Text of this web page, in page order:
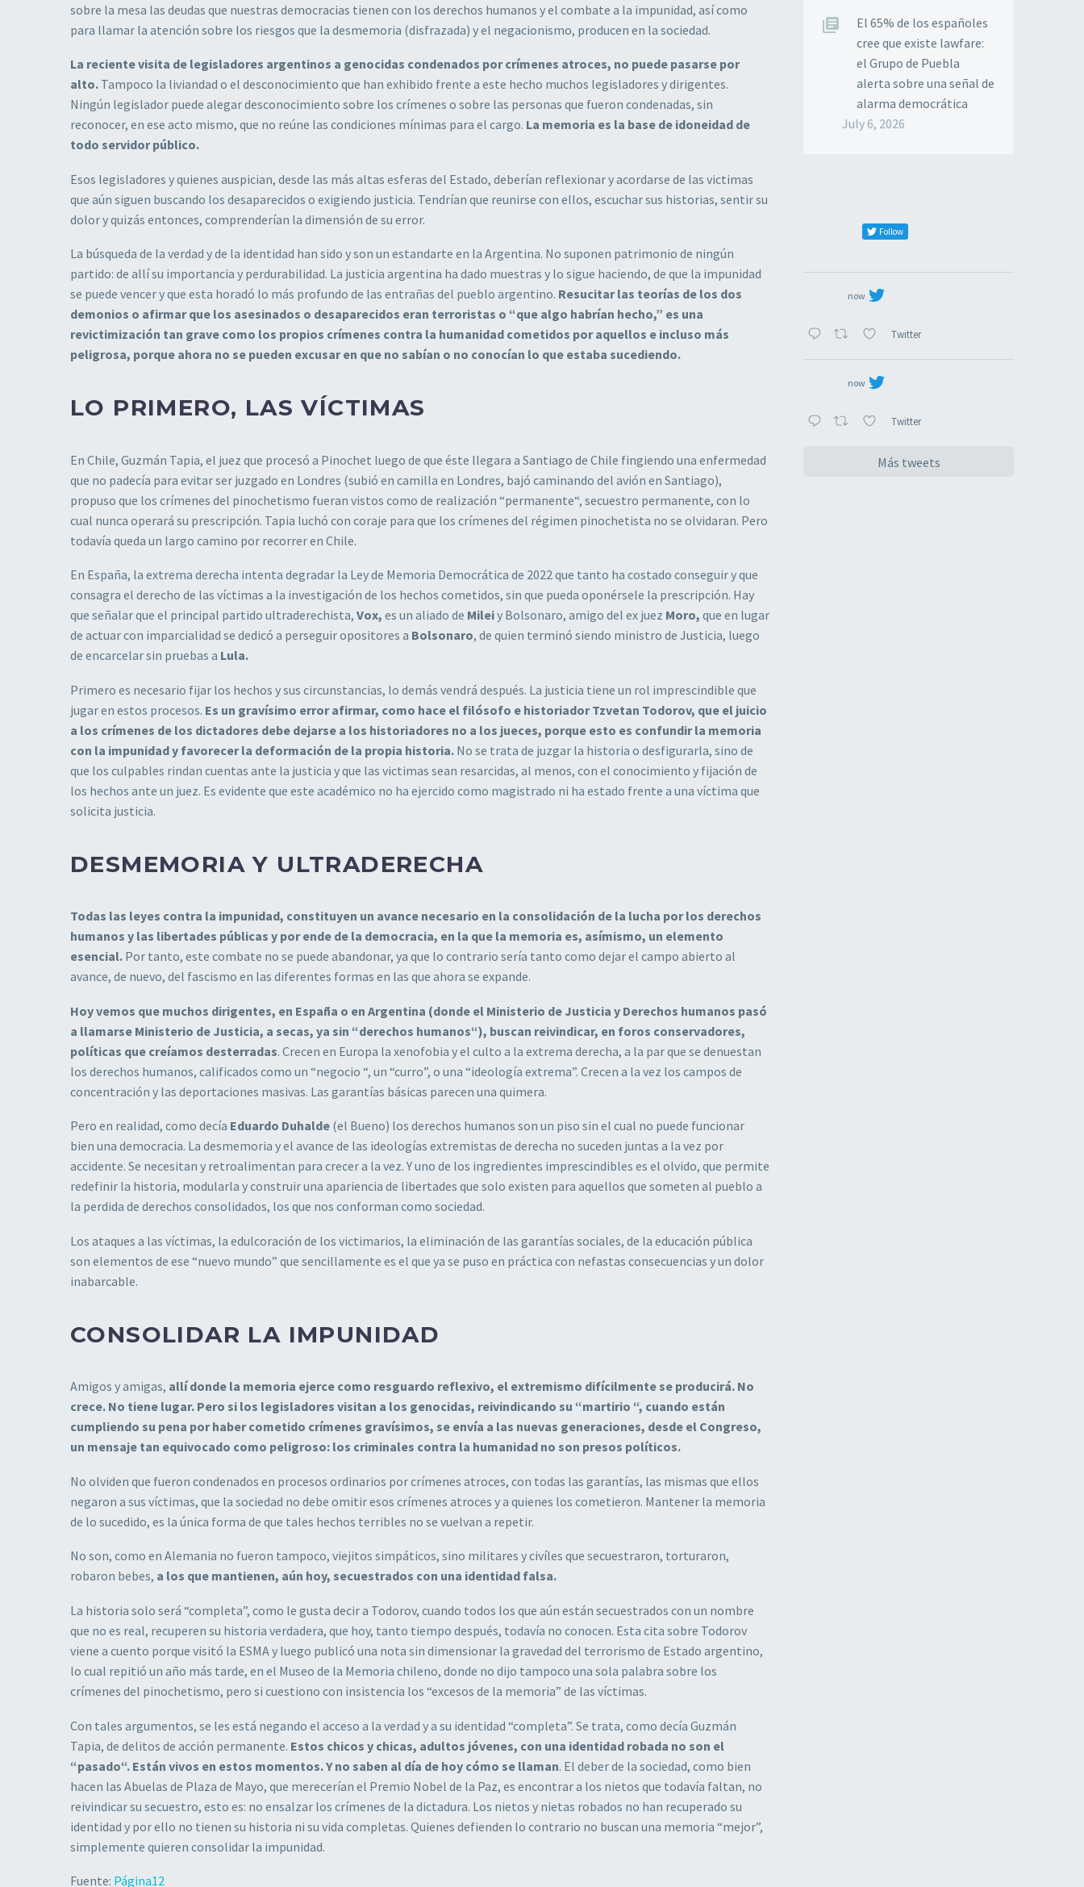
sobre la mesa las deudas que nuestras democracias tienen con los derechos humanos y el combate a la impunidad, así como
para llamar la atención sobre los riesgos que la desmemoria (disfrazada) y el negacionismo, producen en la sociedad.
La reciente visita de legisladores argentinos a genocidas condenados por crímenes atroces, no puede pasarse por
alto. Tampoco la liviandad o el desconocimiento que han exhibido frente a este hecho muchos legisladores y dirigentes.
Ningún legislador puede alegar desconocimiento sobre los crímenes o sobre las personas que fueron condenadas, sin
reconocer, en ese acto mismo, que no reúne las condiciones mínimas para el cargo. La memoria es la base de idoneidad de
todo servidor público.
Esos legisladores y quienes auspician, desde las más altas esferas del Estado, deberían reflexionar y acordarse de las victimas
que aún siguen buscando los desaparecidos o exigiendo justicia. Tendrían que reunirse con ellos, escuchar sus historias, sentir su
dolor y quizás entonces, comprenderían la dimensión de su error.
La búsqueda de la verdad y de la identidad han sido y son un estandarte en la Argentina. No suponen patrimonio de ningún
partido: de allí su importancia y perdurabilidad. La justicia argentina ha dado muestras y lo sigue haciendo, de que la impunidad
se puede vencer y que esta horadó lo más profundo de las entrañas del pueblo argentino. Resucitar las teorías de los dos
demonios o afirmar que los asesinados o desaparecidos eran terroristas o “que algo habrían hecho,” es una
revictimización tan grave como los propios crímenes contra la humanidad cometidos por aquellos e incluso más
peligrosa, porque ahora no se pueden excusar en que no sabían o no conocían lo que estaba sucediendo.
LO PRIMERO, LAS VÍCTIMAS
En Chile, Guzmán Tapia, el juez que procesó a Pinochet luego de que éste llegara a Santiago de Chile fingiendo una enfermedad
que no padecía para evitar ser juzgado en Londres (subió en camilla en Londres, bajó caminando del avión en Santiago),
propuso que los crímenes del pinochetismo fueran vistos como de realización “permanente“, secuestro permanente, con lo
cual nunca operará su prescripción. Tapia luchó con coraje para que los crímenes del régimen pinochetista no se olvidaran. Pero
todavía queda un largo camino por recorrer en Chile.
En España, la extrema derecha intenta degradar la Ley de Memoria Democrática de 2022 que tanto ha costado conseguir y que
consagra el derecho de las víctimas a la investigación de los hechos cometidos, sin que pueda oponérsele la prescripción. Hay
que señalar que el principal partido ultraderechista, Vox, es un aliado de Mileiy Bolsonaro, amigo del ex juez Moro, que en lugar
de actuar con imparcialidad se dedicó a perseguir opositores a Bolsonaro, de quien terminó siendo ministro de Justicia, luego
de encarcelar sin pruebas a Lula.
Primero es necesario fijar los hechos y sus circunstancias, lo demás vendrá después. La justicia tiene un rol imprescindible que
jugar en estos procesos. Es un gravísimo error afirmar, como hace el filósofo e historiador Tzvetan Todorov, que el juicio
a los crímenes de los dictadores debe dejarse a los historiadores no a los jueces, porque esto es confundir la memoria
con la impunidad y favorecer la deformación de la propia historia. No se trata de juzgar la historia o desfigurarla, sino de
que los culpables rindan cuentas ante la justicia y que las victimas sean resarcidas, al menos, con el conocimiento y fijación de
los hechos ante un juez. Es evidente que este académico no ha ejercido como magistrado ni ha estado frente a una víctima que
solicita justicia.
DESMEMORIA Y ULTRADERECHA
Todas las leyes contra la impunidad, constituyen un avance necesario en la consolidación de la lucha por los derechos
humanos y las libertades públicas y por ende de la democracia, en la que la memoria es, asímismo, un elemento
esencial. Por tanto, este combate no se puede abandonar, ya que lo contrario sería tanto como dejar el campo abierto al
avance, de nuevo, del fascismo en las diferentes formas en las que ahora se expande.
Hoy vemos que muchos dirigentes, en España o en Argentina (donde el Ministerio de Justicia y Derechos humanos pasó
a llamarse Ministerio de Justicia, a secas, ya sin “derechos humanos“), buscan reivindicar, en foros conservadores,
políticas que creíamos desterradas. Crecen en Europa la xenofobia y el culto a la extrema derecha, a la par que se denuestan
los derechos humanos, calificados como un “negocio “, un “curro”, o una “ideología extrema”. Crecen a la vez los campos de
concentración y las deportaciones masivas. Las garantías básicas parecen una quimera.
Pero en realidad, como decía Eduardo Duhalde (el Bueno) los derechos humanos son un piso sin el cual no puede funcionar
bien una democracia. La desmemoria y el avance de las ideologías extremistas de derecha no suceden juntas a la vez por
accidente. Se necesitan y retroalimentan para crecer a la vez. Y uno de los ingredientes imprescindibles es el olvido, que permite
redefinir la historia, modularla y construir una apariencia de libertades que solo existen para aquellos que someten al pueblo a
la perdida de derechos consolidados, los que nos conforman como sociedad.
Los ataques a las víctimas, la edulcoración de los victimarios, la eliminación de las garantías sociales, de la educación pública
son elementos de ese “nuevo mundo” que sencillamente es el que ya se puso en práctica con nefastas consecuencias y un dolor
inabarcable.
CONSOLIDAR LA IMPUNIDAD
Amigos y amigas, allí donde la memoria ejerce como resguardo reflexivo, el extremismo difícilmente se producirá. No
crece. No tiene lugar. Pero si los legisladores visitan a los genocidas, reivindicando su “martirio “, cuando están
cumpliendo su pena por haber cometido crímenes gravísimos, se envía a las nuevas generaciones, desde el Congreso,
un mensaje tan equivocado como peligroso: los criminales contra la humanidad no son presos políticos.
No olviden que fueron condenados en procesos ordinarios por crímenes atroces, con todas las garantías, las mismas que ellos
negaron a sus víctimas, que la sociedad no debe omitir esos crímenes atroces y a quienes los cometieron. Mantener la memoria
de lo sucedido, es la única forma de que tales hechos terribles no se vuelvan a repetir.
No son, como en Alemania no fueron tampoco, viejitos simpáticos, sino militares y civíles que secuestraron, torturaron,
robaron bebes, a los que mantienen, aún hoy, secuestrados con una identidad falsa.
La historia solo será “completa”, como le gusta decir a Todorov, cuando todos los que aún están secuestrados con un nombre
que no es real, recuperen su historia verdadera, que hoy, tanto tiempo después, todavía no conocen. Esta cita sobre Todorov
viene a cuento porque visitó la ESMA y luego publicó una nota sin dimensionar la gravedad del terrorismo de Estado argentino,
lo cual repitió un año más tarde, en el Museo de la Memoria chileno, donde no dijo tampoco una sola palabra sobre los
crímenes del pinochetismo, pero si cuestiono con insistencia los “excesos de la memoria” de las víctimas.
Con tales argumentos, se les está negando el acceso a la verdad y a su identidad “completa”. Se trata, como decía Guzmán
Tapia, de delitos de acción permanente. Estos chicos y chicas, adultos jóvenes, con una identidad robada no son el
“pasado“. Están vivos en estos momentos. Y no saben al día de hoy cómo se llaman. El deber de la sociedad, como bien
hacen las Abuelas de Plaza de Mayo, que merecerían el Premio Nobel de la Paz, es encontrar a los nietos que todavía faltan, no
reivindicar su secuestro, esto es: no ensalzar los crímenes de la dictadura. Los nietos y nietas robados no han recuperado su
identidad y por ello no tienen su historia ni su vida completas. Quienes defienden lo contrario no buscan una memoria “mejor”,
simplemente quieren consolidar la impunidad.
Fuente: Página12
El 65% de los españoles
cree que existe lawfare:
el Grupo de Puebla
alerta sobre una señal de
alarma democrática
July 6, 2026
Follow
now
Twitter
now
Twitter
Más tweets